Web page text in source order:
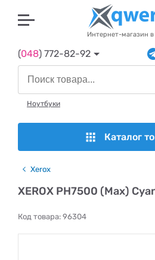
Интернет-магазин в
(048) 772-82-92
Ноутбуки
Каталог
Xerox
XEROX PH7500 (Max)
Код товара: 96304